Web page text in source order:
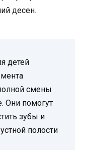
десен.
детей
смены
Они помогут
зубы и
полости